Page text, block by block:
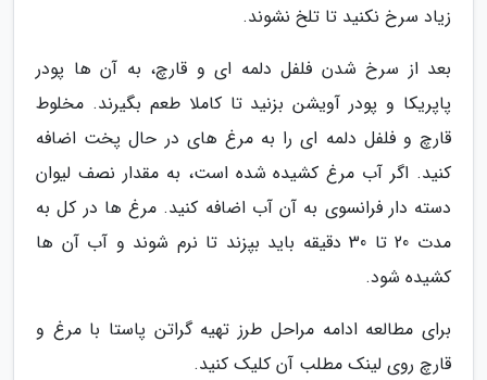
زیاد سرخ نکنید تا تلخ نشوند.
بعد از سرخ شدن فلفل دلمه ای و قارچ، به آن ها پودر
پاپریکا و پودر آویشن بزنید تا کاملا طعم بگیرند. مخلوط
قارچ و فلفل دلمه ای را به مرغ های در حال پخت اضافه
کنید. اگر آب مرغ کشیده شده است، به مقدار نصف لیوان
دسته دار فرانسوی به آن آب اضافه کنید. مرغ ها در کل به
مدت 20 تا 30 دقیقه باید بپزند تا نرم شوند و آب آن ها
کشیده شود.
برای مطالعه ادامه مراحل طرز تهیه گراتن پاستا با مرغ و
قارچ روی لینک مطلب آن کلیک کنید.